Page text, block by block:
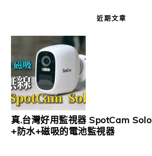
近期文章
真.台灣好用監視器 SpotCam
+防水+磁吸的電池監視器